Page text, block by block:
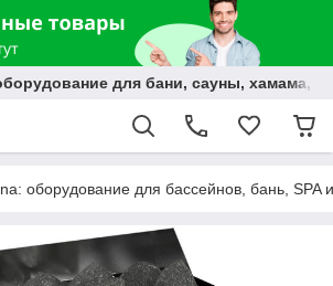
для бани, сауны, хамама,
оборудование для бассейнов, бань, SPA